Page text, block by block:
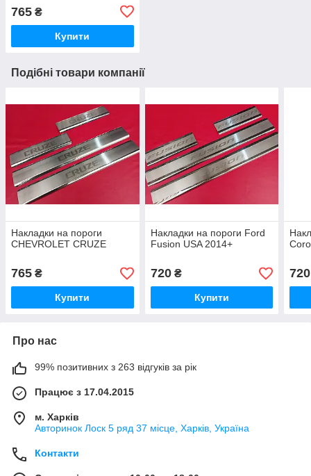
765 ₴
Купити
Подібні товари компанії
Накладки на пороги
CHEVROLET CRUZE
765 ₴
Купити
Накладки на пороги Ford
Fusion USA 2014+
720₴
Купити
720
Про нас
99% позитивних з 263 відгуків за рік
Працює з 17.04.2015
м. Харків
Авторинок Лоск 5 ряд 37 місце, Харків, Україна
Контакти